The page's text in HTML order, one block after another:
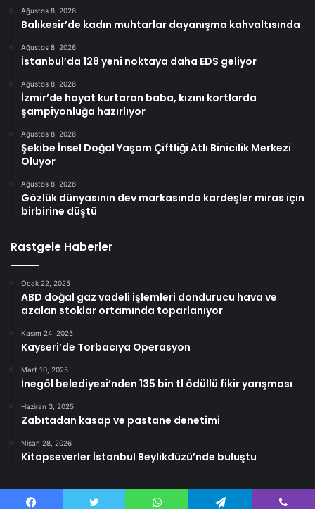
Ağustos 8, 2026
Balıkesir’de kadın muhtarlar dayanışma kahvaltısında
Ağustos 8, 2026
İstanbul’da 128 yeni noktaya daha EDS geliyor
Ağustos 8, 2026
İzmir’de hayat kurtaran baba, kızını kortlarda
şampiyonluğa hazırlıyor
Ağustos 8, 2026
Şekibe İnsel Doğal Yaşam Çiftliği Atlı Binicilik Merkezi
Oluyor
Ağustos 8, 2026
Gözlük dünyasının dev markasında kardeşler miras için
birbirine düştü
Rastgele Haberler
Ocak 22, 2025
ABD doğal gaz vadeli işlemleri dondurucu hava ve
azalan stoklar ortamında toparlanıyor
Kasım 24, 2025
Kayseri’de Torbacıya Operasyon
Mart 10, 2025
İnegöl belediyesi’nden 135 bin tl ödüllü fikir yarışması
Haziran 3, 2025
Zabıtadan kasap ve pastane denetimi
Nisan 28, 2026
Kitapseverler İstanbul Beylikdüzü’nde buluştu